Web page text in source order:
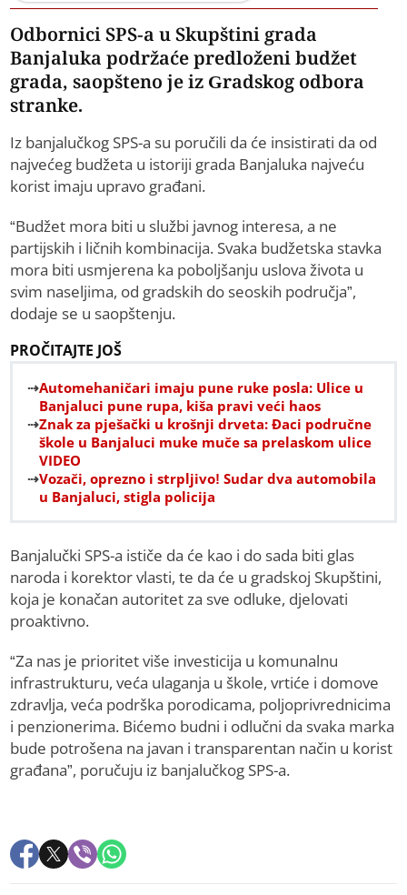
Odbornici SPS-a u Skupštini grada
Banjaluka podržaće predloženi budžet
grada, saopšteno je iz Gradskog odbora
stranke.
Iz banjalučkog SPS-a su poručili da će insistirati da od
najvećeg budžeta u istoriji grada Banjaluka najveću
korist imaju upravo građani.
“Budžet mora biti u službi javnog interesa, a ne
partijskih i ličnih kombinacija. Svaka budžetska stavka
mora biti usmjerena ka poboljšanju uslova života u
svim naseljima, od gradskih do seoskih područja”,
dodaje se u saopštenju.
PROČITAJTE JOŠ
Automehaničari imaju pune ruke posla: Ulice u
Banjaluci pune rupa, kiša pravi veći haos
Znak za pješački u krošnji drveta: Đaci područne
škole u Banjaluci muke muče sa prelaskom ulice
VIDEO
Vozači, oprezno i strpljivo! Sudar dva automobila
u Banjaluci, stigla policija
Banjalučki SPS-a ističe da će kao i do sada biti glas
naroda i korektor vlasti, te da će u gradskoj Skupštini,
koja je konačan autoritet za sve odluke, djelovati
proaktivno.
“Za nas je prioritet više investicija u komunalnu
infrastrukturu, veća ulaganja u škole, vrtiće i domove
zdravlja, veća podrška porodicama, poljoprivrednicima
i penzionerima. Bićemo budni i odlučni da svaka marka
bude potrošena na javan i transparentan način u korist
građana”, poručuju iz banjalučkog SPS-a.